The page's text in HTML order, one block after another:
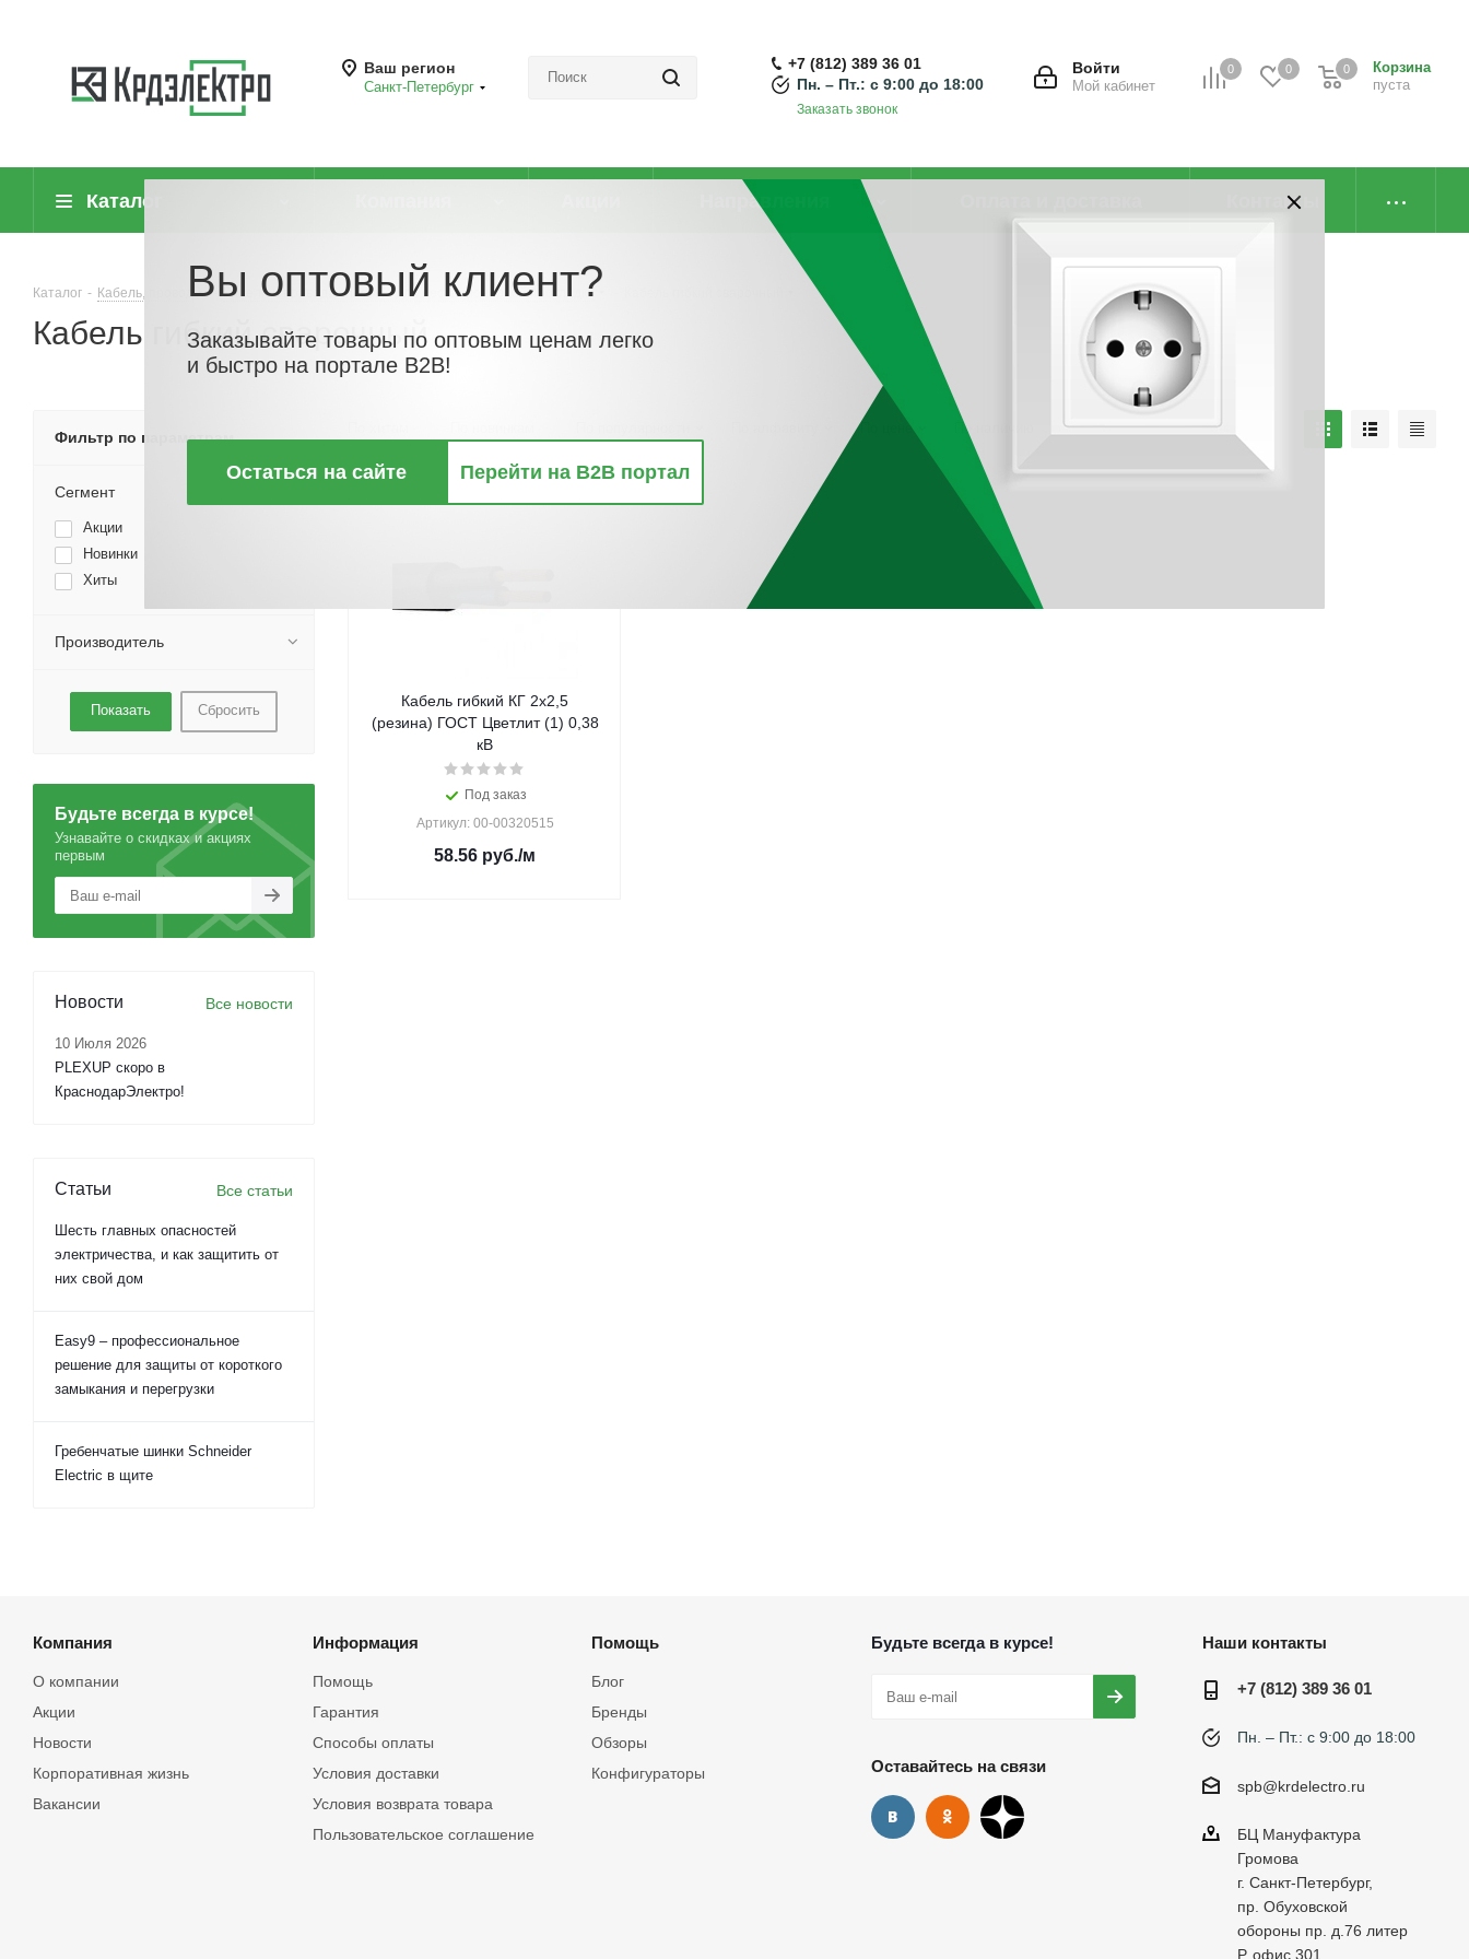
Ваш регион
Санкт-Петербург
0 0
Корзина
пуста
0
Войти
Мой кабинет
+7 (812) 389 36 01
Пн. – Пт.: с 9:00 до 18:00
Заказать звонок
Каталог Направления Контакты
Каталог - Кабель, провод - Кабели и провода силовые для нестационарной прокладки
Кабель гибкий сварочный
По цене По наличию
Кабель гибкий КГ 2х2,5
(резина) ГОСТ Цветлит (1) 0,38
кВ
Под заказ
Артикул: 00-00320515
58.56 руб./м
Фильтр по параметрам
Сегмент
Акции
Новинки
Хиты
Производитель
Сбросить
Будьте всегда в курсе!
Узнавайте о скидках и акциях
первым
Новости Все новости
10 Июля 2026
PLEXUP скоро в
КраснодарЭлектро!
Статьи Все статьи
Шесть главных опасностей
электричества, и как защитить от
них свой дом
Easy9 – профессиональное
решение для защиты от короткого
замыкания и перегрузки
Гребенчатые шинки Schneider
Electric в щите
Компания
О компании
Акции
Новости
Корпоративная жизнь
Вакансии
Информация
Помощь
Гарантия
Способы оплаты
Условия доставки
Условия возврата товара
Пользовательское соглашение
Помощь
Блог
Бренды
Обзоры
Конфигураторы
Будьте всегда в курсе!
Оставайтесь на связи
Наши контакты
+7 (812) 389 36 01
Пн. – Пт.: с 9:00 до 18:00
spb@krdelectro.ru
БЦ Мануфактура
Громова
г. Санкт-Петербург,
пр. Обуховской
обороны пр. д.76 литер
Р, офис 301
Вы оптовый клиент?
Заказывайте товары по оптовым ценам легко
и быстро на портале B2B!
Остаться на сайте Перейти на B2B портал